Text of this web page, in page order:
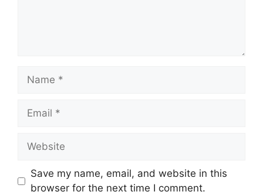
Name
Email
Website
Save my name, email, and website in this
browser for the next time I comment.